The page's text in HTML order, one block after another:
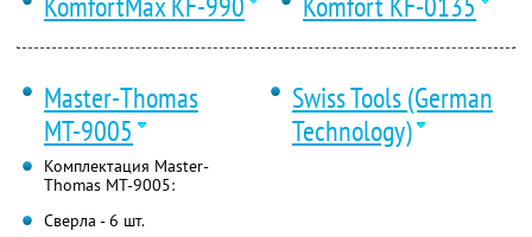
Master-Thomas
МТ-9005
Комплектация Master-
Thomas МТ-9005:
Сверла - 6 шт.
Swiss Tools (German
Technology)